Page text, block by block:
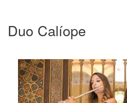
Duo Calíope